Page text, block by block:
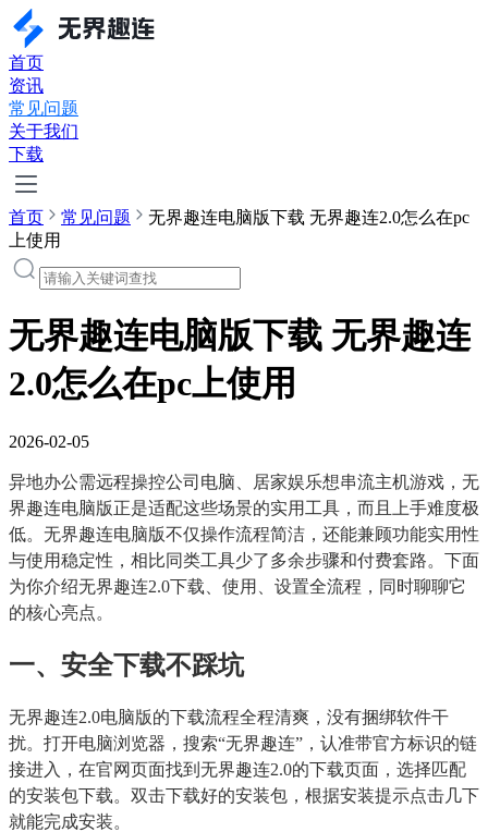
首页
资讯
常见问题
关于我们
下载
首页 常见问题
无界趣连电脑版下载 无界趣连2.0怎么在pc
上使用
无界趣连电脑版下载 无界趣连
2.0怎么在pc上使用
2026-02-05
异地办公需远程操控公司电脑、居家娱乐想串流主机游戏，无
界趣连电脑版正是适配这些场景的实用工具，而且上手难度极
低。无界趣连电脑版不仅操作流程简洁，还能兼顾功能实用性
与使用稳定性，相比同类工具少了多余步骤和付费套路。下面
为你介绍无界趣连2.0下载、使用、设置全流程，同时聊聊它
的核心亮点。
一、安全下载不踩坑
无界趣连2.0电脑版的下载流程全程清爽，没有捆绑软件干
扰。打开电脑浏览器，搜索“无界趣连”，认准带官方标识的链
接进入，在官网页面找到无界趣连2.0的下载页面，选择匹配
的安装包下载。双击下载好的安装包，根据安装提示点击几下
就能完成安装。